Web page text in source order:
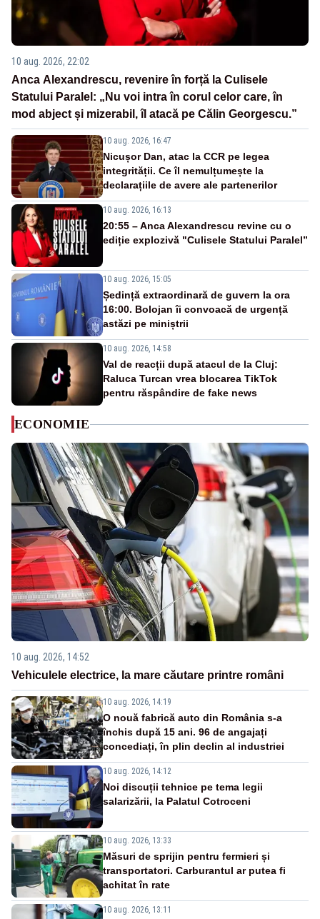
10 aug. 2026, 22:02
Anca Alexandrescu, revenire în forță la Culisele
Statului Paralel: „Nu voi intra în corul celor care, în
mod abject și mizerabil, îl atacă pe Călin Georgescu.”
10 aug. 2026, 16:47
Nicușor Dan, atac la CCR pe legea
integrității. Ce îl nemulțumește la
declarațiile de avere ale partenerilor
10 aug. 2026, 16:13
20:55 – Anca Alexandrescu revine cu o
ediție explozivă "Culisele Statului Paralel”
10 aug. 2026, 15:05
Ședință extraordinară de guvern la ora
16:00. Bolojan îi convoacă de urgență
astăzi pe miniștrii
10 aug. 2026, 14:58
Val de reacții după atacul de la Cluj:
Raluca Turcan vrea blocarea TikTok
pentru răspândire de fake news
ECONOMIE
10 aug. 2026, 14:52
Vehiculele electrice, la mare căutare printre români
10 aug. 2026, 14:19
O nouă fabrică auto din România s-a
închis după 15 ani. 96 de angajați
concediați, în plin declin al industriei
10 aug. 2026, 14:12
Noi discuții tehnice pe tema legii
salarizării, la Palatul Cotroceni
10 aug. 2026, 13:33
Măsuri de sprijin pentru fermieri și
transportatori. Carburantul ar putea fi
achitat în rate
10 aug. 2026, 13:11